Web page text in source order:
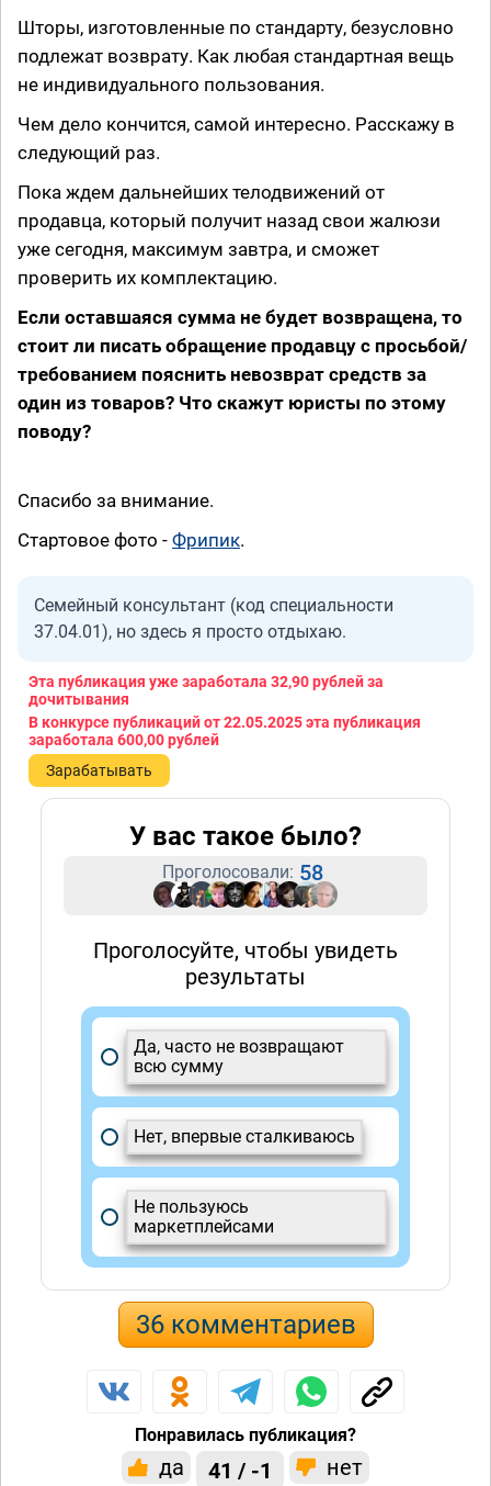
Шторы, изготовленные по стандарту, безусловно
подлежат возврату. Как любая стандартная вещь
не индивидуального пользования.
Чем дело кончится, самой интересно. Расскажу в
следующий раз.
Пока ждем дальнейших телодвижений от
продавца, который получит назад свои жалюзи
уже сегодня, максимум завтра, и сможет
проверить их комплектацию.
Если оставшаяся сумма не будет возвращена, то
стоит ли писать обращение продавцу с просьбой/
требованием пояснить невозврат средств за
один из товаров? Что скажут юристы по этому
поводу?
Спасибо за внимание.
Стартовое фото - Фрипик.
Семейный консультант (код специальности
37.04.01), но здесь я просто отдыхаю.
Эта публикация уже заработала 32,90 рублейза
дочитывания
В конкурсе публикаций от 22.05.2025 эта публикация
заработала 600,00 рублей
Зарабатывать
У вас такое было?
Проголосовали: 58
Проголосуйте, чтобы увидеть
результаты
Да, часто не возвращают
всю сумму
Нет, впервые сталкиваюсь
Не пользуюсь
маркетплейсами
36 комментариев
Понравилась публикация?
да 41 / -1 нет